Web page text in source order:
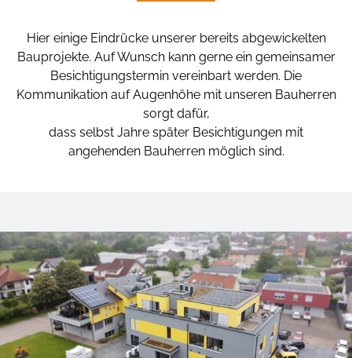
Hier einige Eindrücke unserer bereits abgewickelten
Bauprojekte. Auf Wunsch kann gerne ein gemeinsamer
Besichtigungstermin vereinbart werden. Die
Kommunikation auf Augenhöhe mit unseren Bauherren
sorgt dafür,
dass selbst Jahre später Besichtigungen mit
angehenden Bauherren möglich sind.